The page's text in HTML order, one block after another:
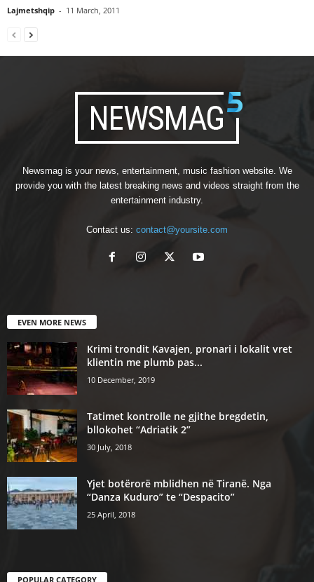
Lajmetshqip - 11 March, 2011
Newsmag is your news, entertainment, music fashion website. We
provide you with the latest breaking news and videos straight from the
entertainment industry.
Contact us: contact@yoursite.com
EVEN MORE NEWS
Krimi trondit Kavajen, pronari i lokalit vret
klientin me plumb pas...
10 December, 2019
Tatimet kontrolle ne gjithe bregdetin,
bllokohet “Adriatik 2”
30 July, 2018
Yjet botërorë mblidhen në Tiranë. Nga
“Danza Kuduro” te “Despacito”
25 April, 2018
POPULAR CATEGORY